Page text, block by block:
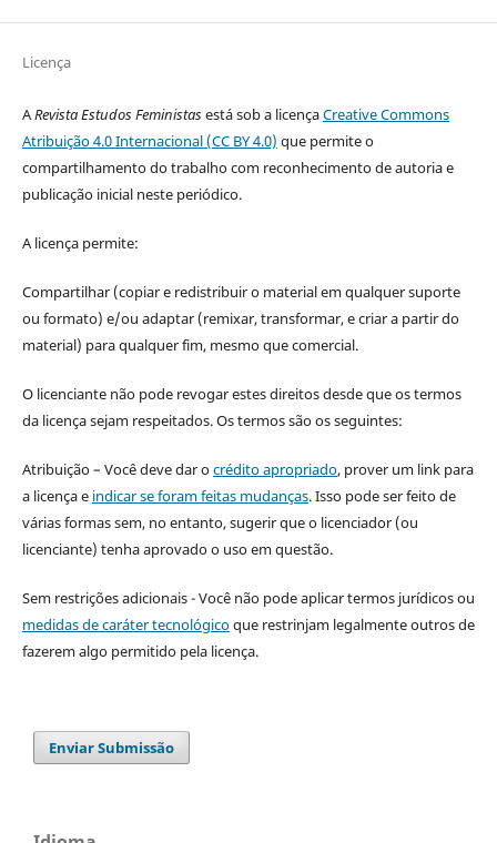
Licença
ARevista Estudos Feministasestá sob a licençaCreative Commons
Atribuição 4.0 Internacional (CC BY 4.0) que permite o
compartilhamento do trabalho com reconhecimento de autoria e
publicação inicial neste periódico.
A licença permite:
Compartilhar (copiar e redistribuir o material em qualquer suporte
ou formato) e/ou adaptar (remixar, transformar, e criar a partir do
material) para qualquer fim, mesmo que comercial.
O licenciante não pode revogar estes direitos desde que os termos
da licença sejam respeitados. Os termos são os seguintes:
Atribuição – Você deve dar ocrédito apropriado, prover um link para
a licença e indicar se foram feitas mudanças. Isso pode ser feito de
várias formas sem, no entanto, sugerir que o licenciador (ou
licenciante) tenha aprovado o uso em questão.
Sem restrições adicionais - Você não pode aplicar termos jurídicos ou
medidas de caráter tecnológicoque restrinjam legalmente outros de
fazerem algo permitido pela licença.
Enviar Submissão